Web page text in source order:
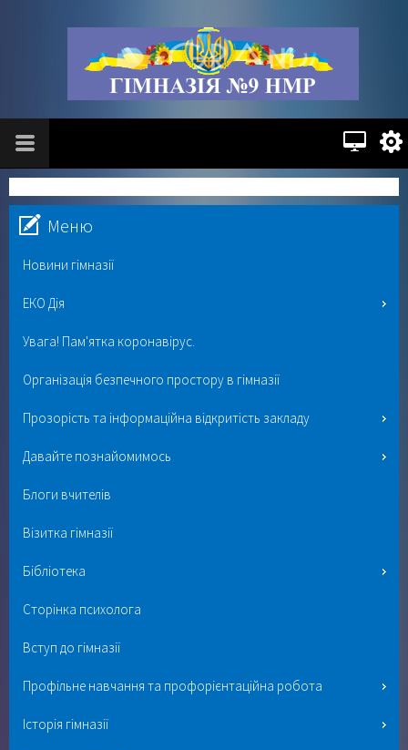
Меню
Новини гімназії
ЕКО Дія
Увага! Пам'ятка коронавірус.
Організація безпечного простору в гімназії
Прозорість та інформаційна відкритість закладу
Давайте познайомимось
Блоги вчителів
Візитка гімназії
Бібліотека
Сторінка психолога
Вступ до гімназії
Профільне навчання та профорієнтаційна робота
Історія гімназії